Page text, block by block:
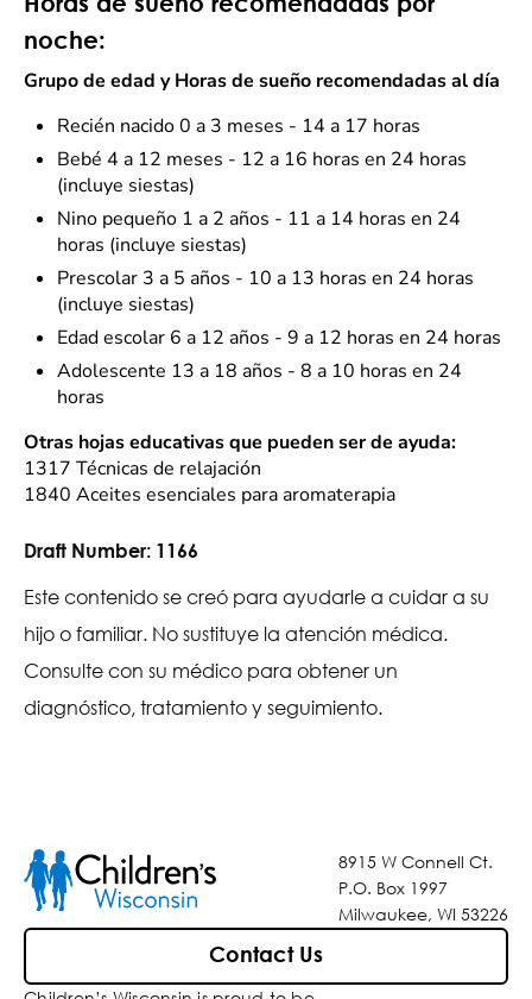
noche:
Grupo de edad y Horas de sueño recomendadas al día
Recién nacido 0 a 3 meses - 14 a 17 horas
Bebé 4 a 12 meses - 12 a 16 horas en 24 horas
(incluye siestas)
Nino pequeño 1 a 2 años - 11 a 14 horas en 24
horas (incluye siestas)
Prescolar 3 a 5 años - 10 a 13 horas en 24 horas
(incluye siestas)
Edad escolar 6 a 12 años - 9 a 12 horas en 24 horas
Adolescente 13 a 18 años - 8 a 10 horas en 24
horas
Otras hojas educativas que pueden ser de ayuda:
1317 Técnicas de relajación
1840 Aceites esenciales para aromaterapia
Draft Number: 1166
Este contenido se creó para ayudarle a cuidar a su
hijo o familiar. No sustituye la atención médica.
Consulte con su médico para obtener un
diagnóstico, tratamiento y seguimiento.
8915 W Connell Ct.
P.O. Box 1997
Milwaukee, WI 53226
Contact Us